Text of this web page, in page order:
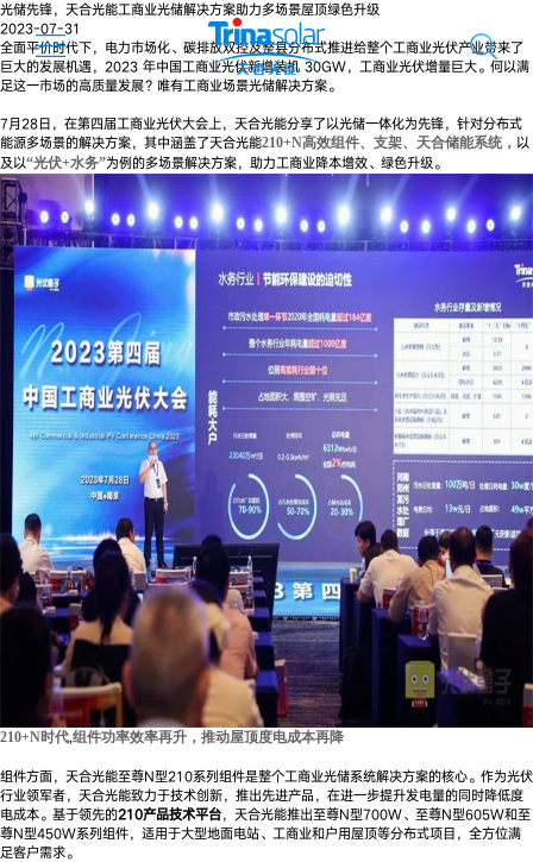
光储先锋，天合光能工商业光储解决方案助力多场景屋顶绿色升级
2023-07-31
全面平价时代下，电力市场化、碳排放双控及整县分布式推进给整个工商业光伏产业带来了
巨大的发展机遇，2023 年中国工商业光伏新增装机 30GW，工商业光伏增量巨大。何以满
足这一市场的高质量发展？唯有工商业场景光储解决方案。
7月28日，在第四届工商业光伏大会上，天合光能分享了以光储一体化为先锋，针对分布式
能源多场景的解决方案，其中涵盖了天合光能210+N高效组件、支架、天合储能系统， 以
及以“光伏+水务”为例的多场景解决方案，助力工商业降本增效、绿色升级。
210+N时代,组件功率效率再升，推动屋顶度电成本再降
组件方面，天合光能至尊N型210系列组件是整个工商业光储系统解决方案的核心。作为光伏
行业领军者，天合光能致力于技术创新，推出先进产品，在进一步提升发电量的同时降低度
电成本。基于领先的210产品技术平台，天合光能推出至尊N型700W、至尊N型605W和至
尊N型450W系列组件，适用于大型地面电站、工商业和户用屋顶等分布式项目，全方位满
足客户需求。